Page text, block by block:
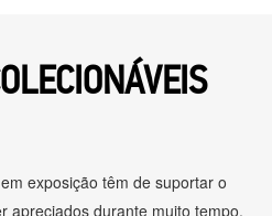
exposição têm de suportar o
apreciados durante muito tempo.